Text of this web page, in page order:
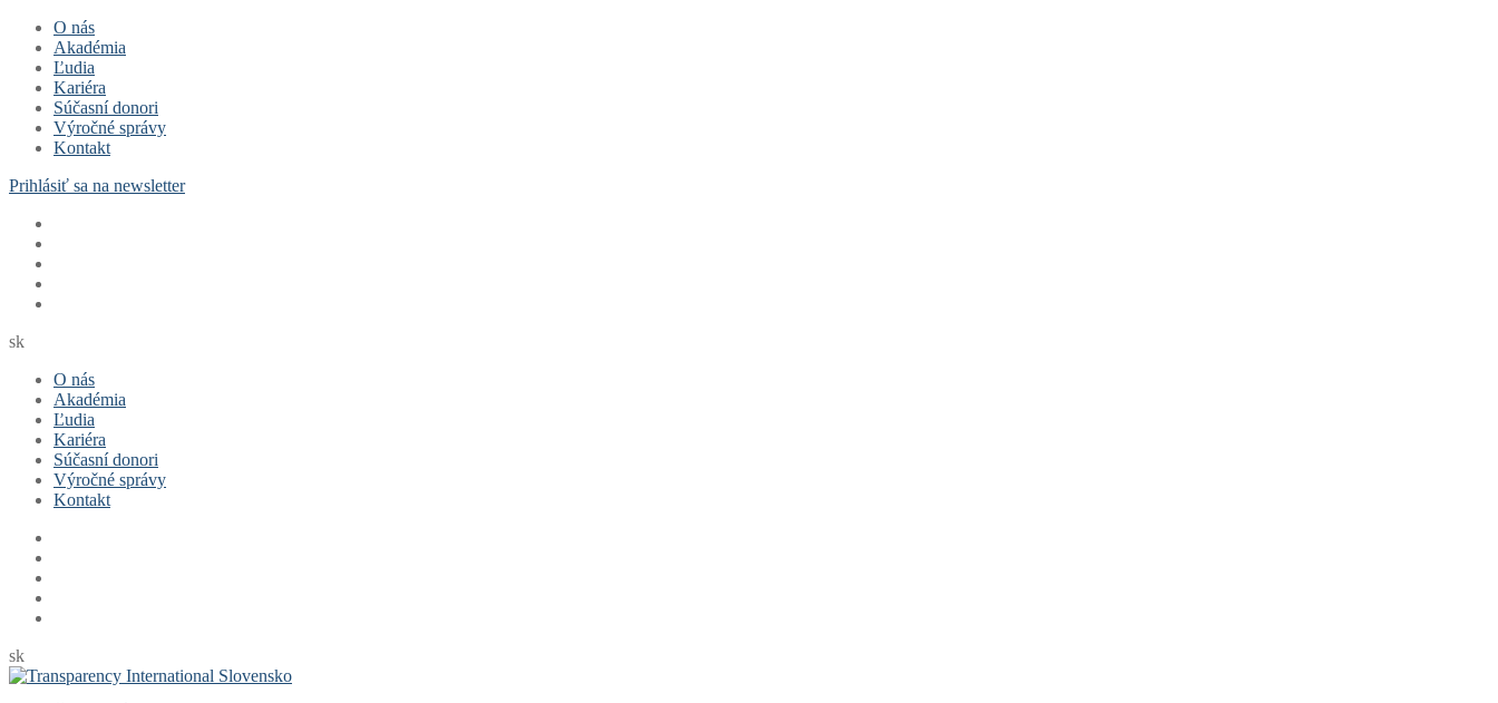
O nás
Akadémia
Ľudia
Kariéra
Súčasní donori
Výročné správy
Kontakt
Prihlásiť sa na newsletter
sk
O nás
Akadémia
Ľudia
Kariéra
Súčasní donori
Výročné správy
Kontakt
sk